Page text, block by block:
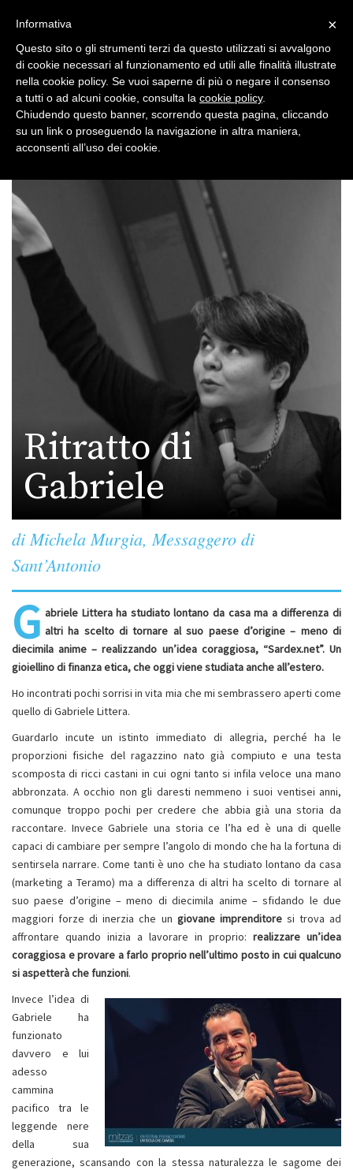
Toggle
Toggle
navigation
Ritratto di
Gabriele
di Michela Murgia, Messaggero di
Sant’Antonio
G abriele Littera ha studiato lontano da casa ma a differenza di
altri ha scelto di tornare al suo paese d’origine – meno di
diecimila anime – realizzando un’idea coraggiosa, “Sardex.net”. Un
gioiellino di finanza etica, che oggi viene studiata anche all’estero.
Ho incontrati pochi sorrisi in vita mia che mi sembrassero aperti come
quello di Gabriele Littera.
Guardarlo incute un istinto immediato di allegria, perché ha le
proporzioni fisiche del ragazzino nato già compiuto e una testa
scomposta di ricci castani in cui ogni tanto si infila veloce una mano
abbronzata. A occhio non gli daresti nemmeno i suoi ventisei anni,
comunque troppo pochi per credere che abbia già una storia da
raccontare. Invece Gabriele una storia ce l’ha ed è una di quelle
capaci di cambiare per sempre l’angolo di mondo che ha la fortuna di
sentirsela narrare. Come tanti è uno che ha studiato lontano da casa
(marketing a Teramo) ma a differenza di altri ha scelto di tornare al
suo paese d’origine – meno di diecimila anime – sfidando le due
maggiori forze di inerzia che un giovane imprenditoresi trova ad
affrontare quando inizia a lavorare in proprio: realizzare un’idea
coraggiosa e provare a farlo proprio nell’ultimo posto in cui qualcuno
si aspetterà che funzioni.
Invece l’idea di
Gabriele ha
funzionato
davvero e lui
adesso
cammina
pacifico tra le
leggende nere
della sua
generazione, scansando con la stessa naturalezza le sagome dei
×
Informativa
Questo sito o gli strumenti terzi da questo utilizzati si avvalgono
di cookie necessari al funzionamento ed utili alle finalità illustrate
nella cookie policy. Se vuoi saperne di più o negare il consenso
a tutti o ad alcuni cookie, consulta la cookie policy.
Chiudendo questo banner, scorrendo questa pagina, cliccando
su un link o proseguendo la navigazione in altra maniera,
acconsenti all’uso dei cookie.